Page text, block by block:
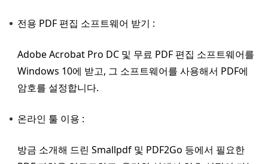
전용 PDF 편집 소프트웨어 받기 :
Adobe Acrobat Pro DC 및 무료 PDF 편집 소프트웨어를
Windows 10에 받고, 그 소프트웨어를 사용해서 PDF에
암호를 설정합니다.
온라인 툴 이용 :
방금 소개해 드린 Smallpdf 및 PDF2Go 등에서 필요한